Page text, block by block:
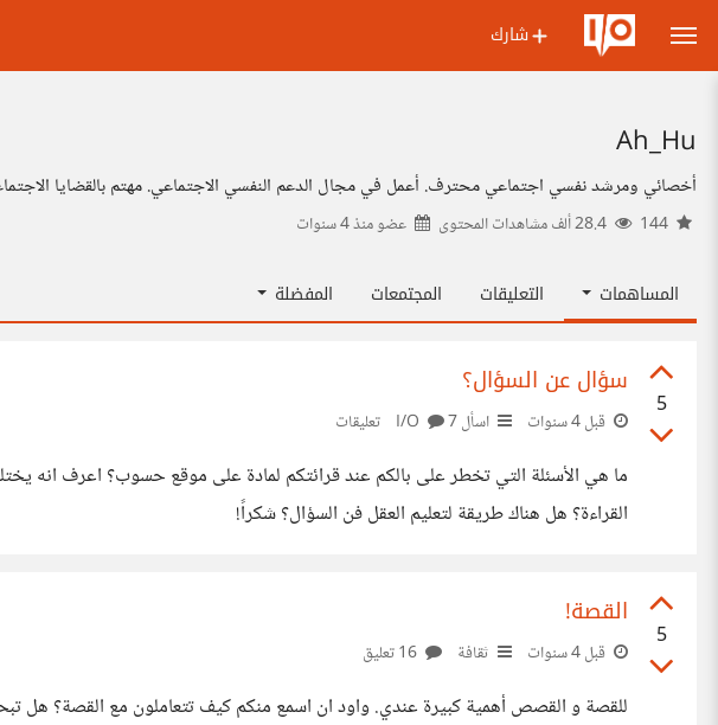
شارك
Ah_Hu
أخصائي ومرشد نفسي اجتماعي محترف. أعمل في مجال الدعم النفسي الاجتماعي. مهتم بالقضايا
عضو منذ4 سنوات
المساهمات التعليقات المجتمعات المفضلة
5
سؤال عن السؤال؟
قبل 4 سنوات اسأل I/O7 تعليقات
ما هي الأسئلة التي تخطر على بالكم عند قرائتكم لمادة على موقع حسوب؟ اعرف انه
القراءة؟ هل هناك طريقة لتعليم العقل فن السؤال؟ شكراً!
5
القصة!
قبل 4 سنوات ثقافة
للقصة و القصص أهمية كبيرة عندي. واود ان اسمع منكم كيف تتعاملون مع القصة؟ هل